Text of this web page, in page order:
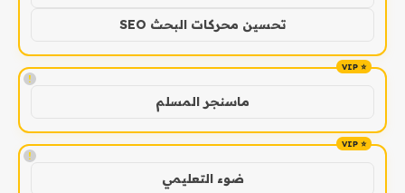
تحسين محركات البحث SEO
!
ماسنجر المسلم
!
ضوء التعليمي